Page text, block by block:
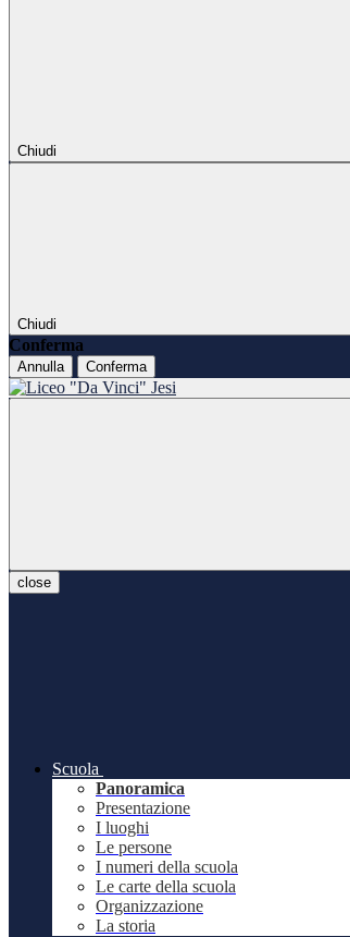
Chiudi
Chiudi
Conferma
Annulla Conferma
close
Scuola
Panoramica
Presentazione
I luoghi
Le persone
I numeri della scuola
Le carte della scuola
Organizzazione
La storia